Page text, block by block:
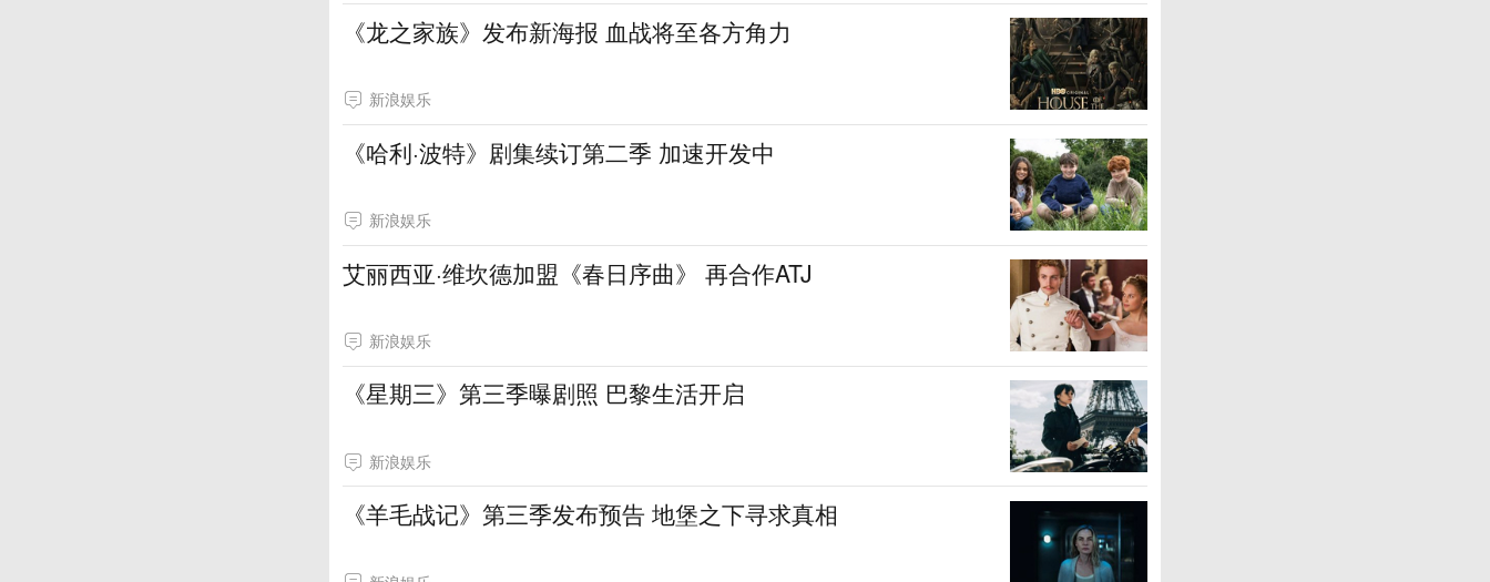
《龙之家族》发布新海报 血战将至各方角力
新浪娱乐
《哈利·波特》剧集续订第二季 加速开发中
新浪娱乐
艾丽西亚·维坎德加盟《春日序曲》 再合作ATJ
新浪娱乐
《星期三》第三季曝剧照 巴黎生活开启
新浪娱乐
《羊毛战记》第三季发布预告 地堡之下寻求真相